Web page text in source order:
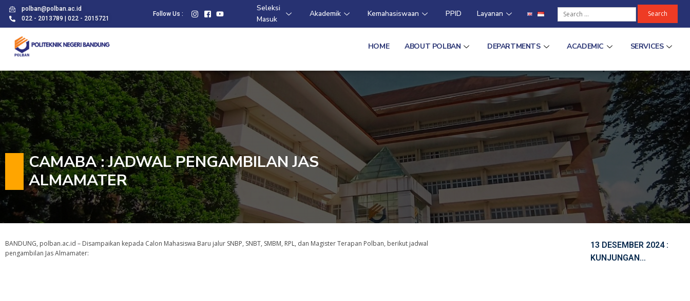
polban@polban.ac.id
022 - 2013789 | 022 - 2015721
Follow Us :
Seleksi
Masuk
Akademik Kemahasiswaan PPID Layanan
HOME ABOUT POLBAN DEPARTMENTS ACADEMIC SERVICES
CAMABA : JADWAL PENGAMBILAN JAS
ALMAMATER
BANDUNG, polban.ac.id – Disampaikan kepada Calon Mahasiswa Baru jalur SNBP, SNBT, SMBM, RPL, dan Magister Terapan Polban, berikut jadwal
pengambilan Jas Almamater:
13 DESEMBER 2024 :
KUNJUNGAN